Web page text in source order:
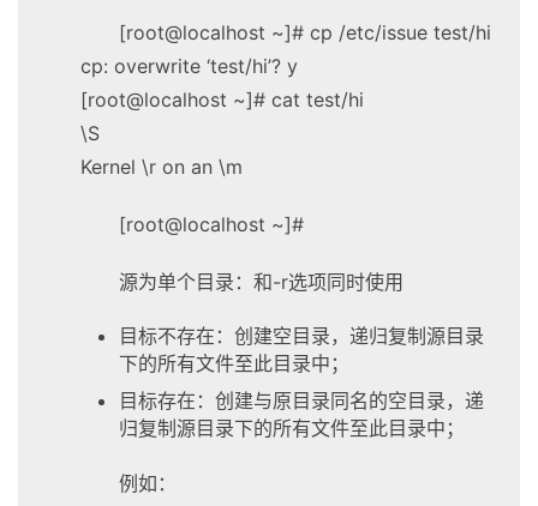
[root@localhost ~]# cp /etc/issue test/hi
cp: overwrite ‘test/hi’? y
[root@localhost ~]# cat test/hi
\S
Kernel \r on an \m
[root@localhost ~]#
源为单个目录：和-r选项同时使用
目标不存在：创建空目录，递归复制源目录
下的所有文件至此目录中；
目标存在：创建与原目录同名的空目录，递
归复制源目录下的所有文件至此目录中；
例如：